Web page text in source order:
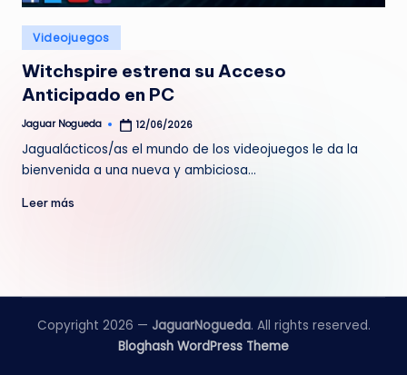
d
aPublicado
en
Videojuegos
Witchspire estrena su Acceso
Anticipado en PC
Publicado
Jaguar Nogueda 12/06/2026
Jagualácticos/as el mundo de los videojuegos le da la
bienvenida a una nueva y ambiciosa…
Leer más
Copyright 2026 — JaguarNogueda. All rights reserved.
Bloghash WordPress Theme